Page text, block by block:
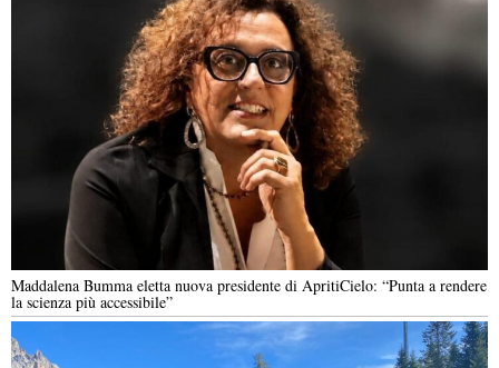
Maddalena Bumma eletta nuova presidente di ApritiCielo: “Punta a rendere
la scienza più accessibile”